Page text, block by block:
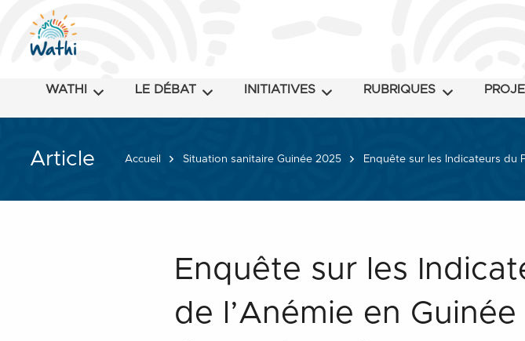
WATHI LE DÉBAT INITIATIVES RUBRIQUES
Article Accueil Situation sanitaire Guinée 2025 Enquête sur les Indicateurs du
Enquête sur les
de l’Anémie en